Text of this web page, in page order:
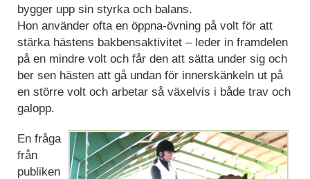
bygger upp sin styrka och balans.
Hon använder ofta en öppna-övning på volt för att
stärka hästens bakbensaktivitet – leder in framdelen
på en mindre volt och får den att sätta under sig och
ber sen hästen att gå undan för innerskänkeln ut på
en större volt och arbetar så växelvis i både trav och
galopp.
En fråga
från
publiken